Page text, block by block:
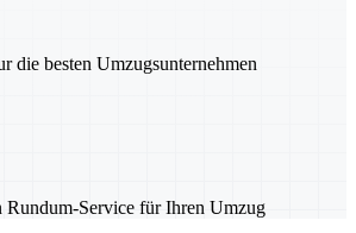
die besten Umzugsunternehmen
Rundum-Service für Ihren Umzug